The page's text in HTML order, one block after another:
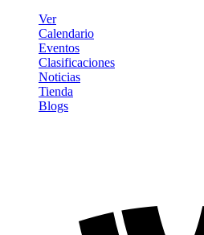
Ver
Calendario
Eventos
Clasificaciones
Noticias
Tienda
Blogs